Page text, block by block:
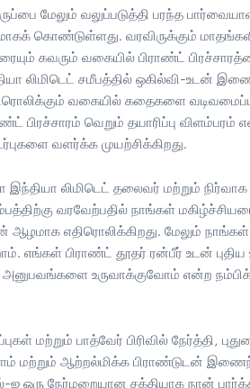
மேலும் வலுப்படுத்தி பரந்த
கொண்டுள்ளது. வரவிருக்கும்
கவரும் வகையில் பிராண்ட்
லிமிடெட் சமீபத்தில் ஒகில்வி-உடன்
வகையில் கதைகளை
பிரச்சாரம் வெறும் தயாரிப்பு விளம்பரம்
வளர்க்க முயற்சிக்கிறது.
இந்தியா லிமிடெட் தலைவர் மற்றும்
வரவேற்பதில் நாங்கள்
ஆழமாக எதிரொலிக்கிறது. மேலும்
எங்கள் பிராண்ட் தூதர் ரன்பீர் உடன்
அனுபவங்களை உருவாக்குவோம் என்ற
மற்றும் பாத்வேர் பிரிவில் நேர்த்தி,
ஆற்றல்மிக்க பிராண்டுடன்
ஒரு நேர்மறையான சக்தியாக நான்